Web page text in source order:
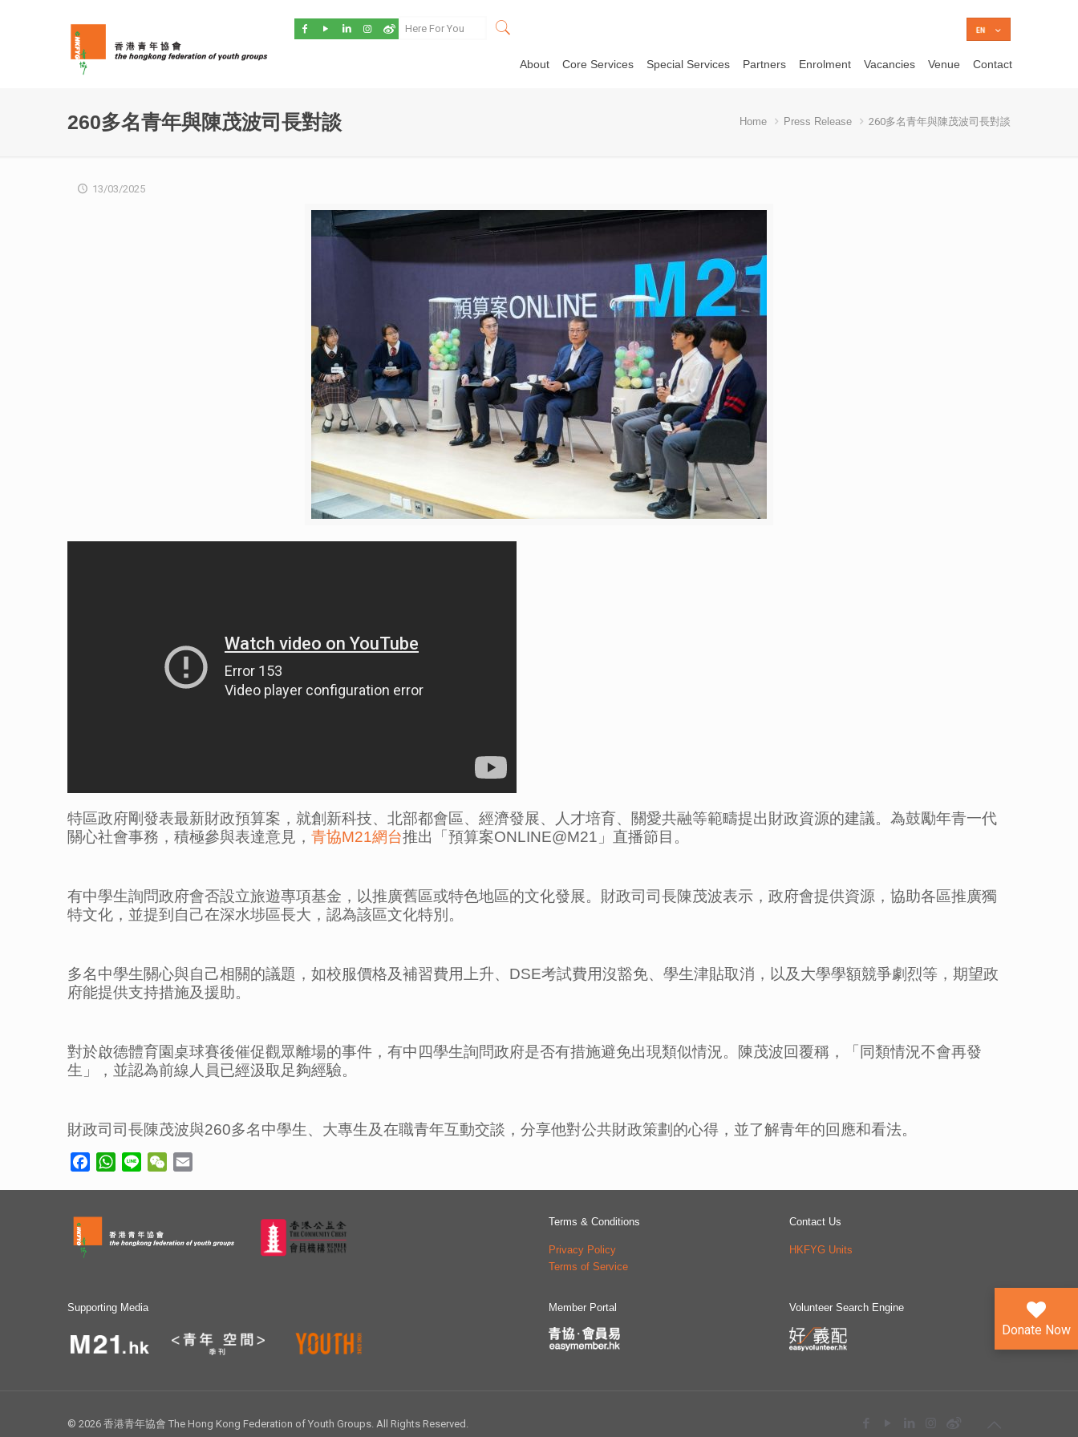
About Core Services Special Services Partners Enrolment Vacancies Venue Contact
260多名青年與陳茂波司長對談 Home Press Release 260多名青年與陳茂波司長對談
13/03/2025
特區政府剛發表最新財政預算案，就創新科技、北部都會區、經濟發展、人才培育、關愛共融等範疇提出財政資源的建議。為鼓勵年青一代
關心社會事務，積極參與表達意見， 青協M21網台推出「預算案ONLINE@M21」直播節目。
有中學生詢問政府會否設立旅遊專項基金，以推廣舊區或特色地區的文化發展。財政司司長陳茂波表示，政府會提供資源，協助各區推廣獨
特文化，並提到自己在深水埗區長大，認為該區文化特別。
多名中學生關心與自己相關的議題，如校服價格及補習費用上升、DSE考試費用沒豁免、學生津貼取消，以及大學學額競爭劇烈等，期望政
府能提供支持措施及援助。
對於啟德體育園桌球賽後催促觀眾離場的事件，有中四學生詢問政府是否有措施避免出現類似情況。陳茂波回覆稱，「同類情況不會再發
生」，並認為前線人員已經汲取足夠經驗。
財政司司長陳茂波與260多名中學生、大專生及在職青年互動交談，分享他對公共財政策劃的心得，並了解青年的回應和看法。
FacebookWhatsApp
Line WeChat
Terms & Conditions
Privacy Policy
Terms of Service
Contact Us
HKFYG Units
Supporting Media Member Portal Volunteer Search Engine
© 2026 香港青年協會 The Hong Kong Federation of Youth Groups. All Rights Reserved.
Donate Now